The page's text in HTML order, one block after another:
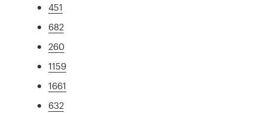
451
682
260
1159
1661
632